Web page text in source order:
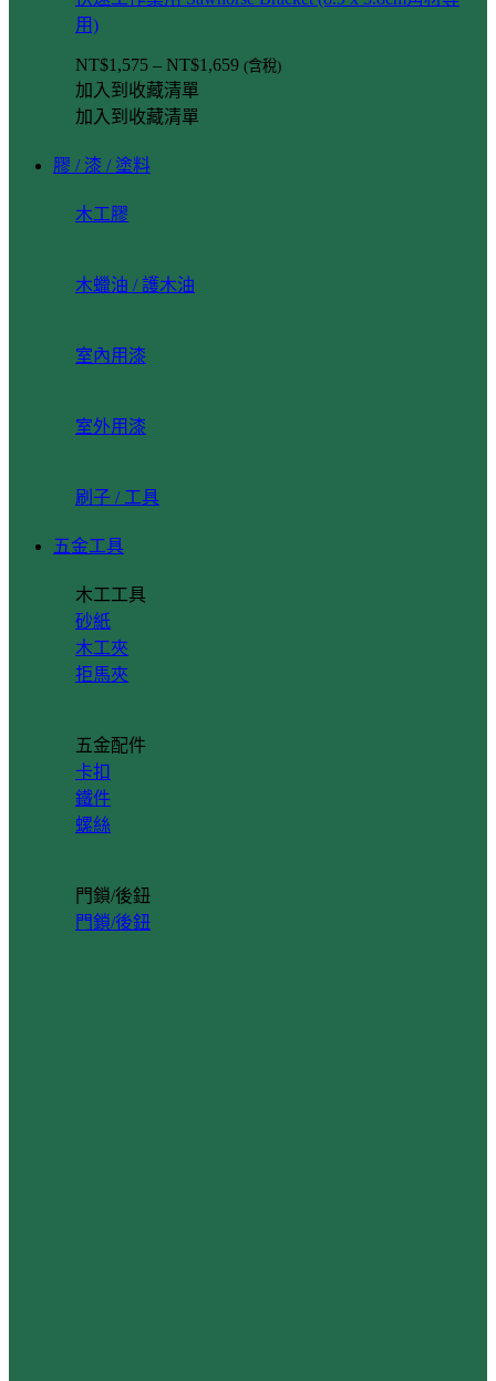
用)
NT$1,575 – NT$1,659 (含稅)
加入到收藏清單
加入到收藏清單
膠 / 漆 / 塗料
木工膠
木蠟油 / 護木油
室內用漆
室外用漆
刷子 / 工具
五金工具
木工工具
砂紙
木工夾
拒馬夾
五金配件
卡扣
鐵件
螺絲
門鎖/後鈕
門鎖/後鈕